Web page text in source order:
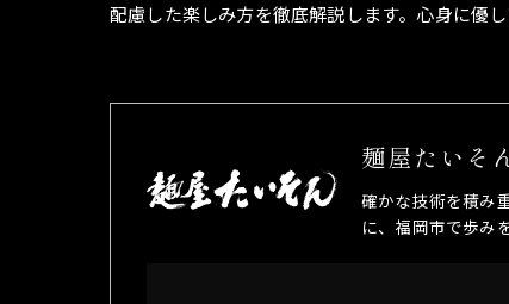
配慮した楽しみ方を徹底解説します。心身に優
麺屋たいそ
確かな技術を積み
に、福岡市で歩み